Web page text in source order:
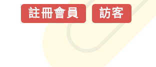
註冊會員 訪客